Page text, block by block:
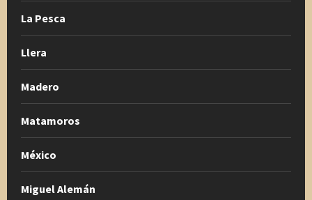
La Pesca
Llera
Madero
Matamoros
México
Miguel Alemán